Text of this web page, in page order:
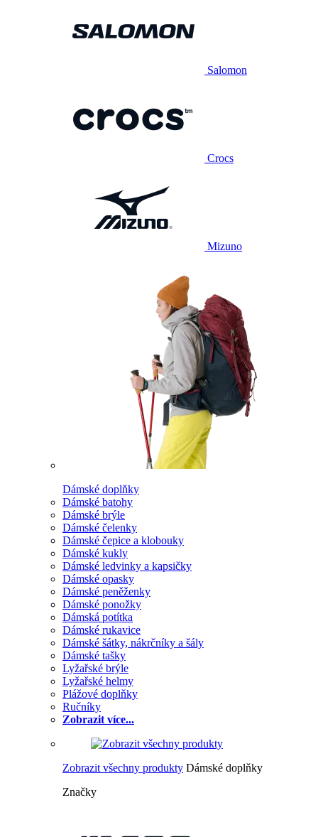
Salomon
Crocs
Mizuno
Dámské doplňky
Dámské batohy
Dámské brýle
Dámské čelenky
Dámské čepice a klobouky
Dámské kukly
Dámské ledvinky a kapsičky
Dámské opasky
Dámské peněženky
Dámské ponožky
Dámská potítka
Dámské rukavice
Dámské šátky, nákrčníky a šály
Dámské tašky
Lyžařské brýle
Lyžařské helmy
Plážové doplňky
Ručníky
Zobrazit více...
Zobrazit všechny produkty Dámské doplňky
Značky